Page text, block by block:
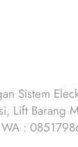
Sistem
Lift Barang
: